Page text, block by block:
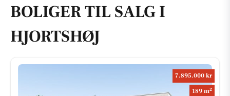
BOLIGER TIL SALG I
HJORTSHØJ
7.895.000 kr
189 m2